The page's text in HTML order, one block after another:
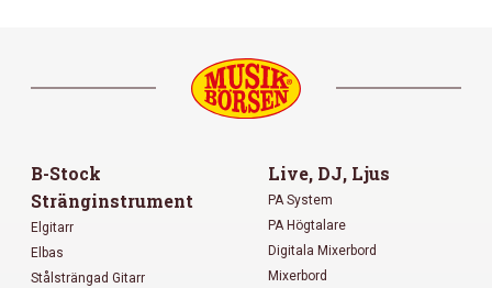
B-Stock
Stränginstrument
Elgitarr
Elbas
Stålsträngad Gitarr
Live, DJ, Ljus
PA System
PA Högtalare
Digitala Mixerbord
Mixerbord